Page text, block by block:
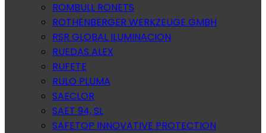
ROMBULL RONETS
ROTHENBERGER WERKZEUGE GMBH
RSR GLOBAL ILUMINACION
RUEDAS ALEX
RUFETE
RULO PLUMA
SAECLOR
SAET 94, SL
SAFETOP INNOVATIVE PROTECTION